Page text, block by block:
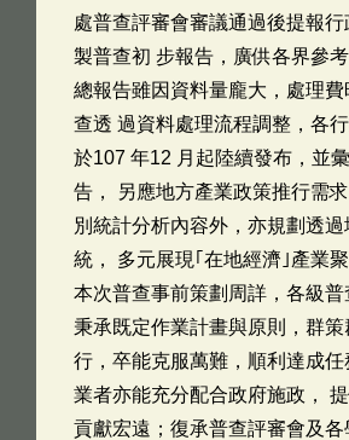
處普查評審會審議通過後提報
製普查初 步報告，廣供各界參
總報告雖因資料量龐大，處理
查透 過資料處理流程調整，各
於107 年12 月起陸續發布，並
告， 另應地方產業政策推行需
別統計分析內容外，亦規劃透
統， 多元展現｢在地經濟｣產業
本次普查事前策劃周詳，各級
秉承既定作業計畫與原則，群
行，卒能克服萬難，順利達成
業者亦能充分配合政府施政， 提
貢獻宏遠；復承普查評審會及